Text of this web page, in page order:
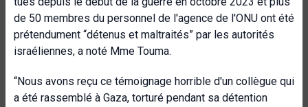
de 50 membres du personnel de l'agence de l'ONU ont été
prétendument “détenus et maltraités” par les autorités
israéliennes, a noté Mme Touma.
“Nous avons reçu ce témoignage horrible d'un collègue qui
a été rassemblé à Gaza, torturé pendant sa détention